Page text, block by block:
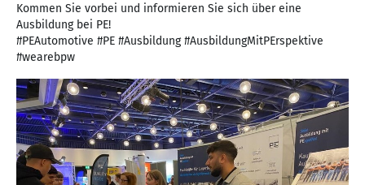
Kommen Sie vorbei und informieren Sie sich über eine
Ausbildung bei PE!
#PEAutomotive #PE #Ausbildung #AusbildungMitPErspektive
#wearebpw